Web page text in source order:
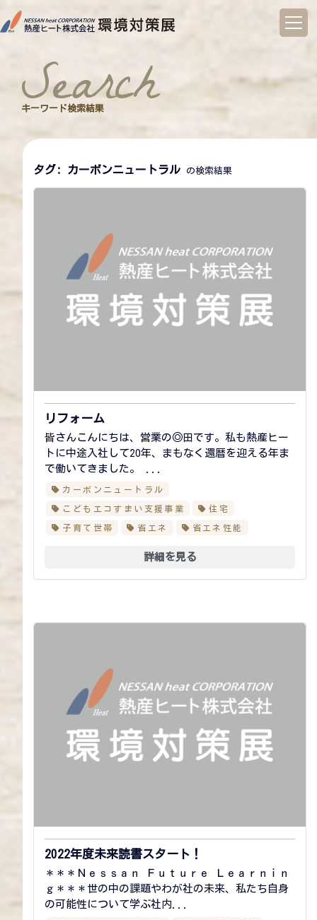
コ
ン
search
キーワード検索結果
タグ: カーボンニュートラル の検索結果
リフォーム
皆さんこんにちは、営業の◎田です。私も熱産ヒー
トに中途入社して20年、まもなく還暦を迎える年ま
で働いてきました。 ...
カーボンニュートラル
こどもエコすまい支援事業 住宅
子育て世帯 省エネ 省エネ性能
詳細を見る
2022年度未来読書スタート！
＊＊＊Ｎｅｓｓａｎ Ｆｕｔｕｒｅ Ｌｅａｒｎｉｎ
ｇ＊＊＊世の中の課題やわが社の未来、私たち自身
の可能性について学ぶ社内...